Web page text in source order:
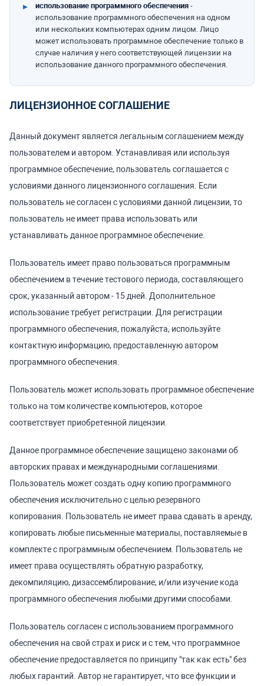
использование программного обеспечения -
использование программного обеспечения на одном
или нескольких компьютерах одним лицом. Лицо
может использовать программное обеспечение только в
случае наличия у него соответствующей лицензии на
использование данного программного обеспечения.
ЛИЦЕНЗИОННОЕ СОГЛАШЕНИЕ
Данный документ является легальным соглашением между
пользователем и автором. Устанавливая или используя
программное обеспечение, пользователь соглашается с
условиями данного лицензионного соглашения. Если
пользователь не согласен с условиями данной лицензии, то
пользователь не имеет права использовать или
устанавливать данное программное обеспечение.
Пользователь имеет право пользоваться программным
обеспечением в течение тестового периода, составляющего
срок, указанный автором - 15 дней. Дополнительное
использование требует регистрации. Для регистрации
программного обеспечения, пожалуйста, используйте
контактную информацию, предоставленную автором
программного обеспечения.
Пользователь может использовать программное обеспечение
только на том количестве компьютеров, которое
соответствует приобретенной лицензии.
Данное программное обеспечение защищено законами об
авторских правах и международными соглашениями.
Пользователь может создать одну копию программного
обеспечения исключительно с целью резервного
копирования. Пользователь не имеет права сдавать в аренду,
копировать любые письменные материалы, поставляемые в
комплекте с программным обеспечением. Пользователь не
имеет права осуществлять обратную разработку,
декомпиляцию, дизассемблирование, и/или изучение кода
программного обеспечения любыми другими способами.
Пользователь согласен с использованием программного
обеспечения на свой страх и риск и с тем, что программное
обеспечение предоставляется по принципу "так как есть" без
любых гарантий. Автор не гарантирует, что все функции и